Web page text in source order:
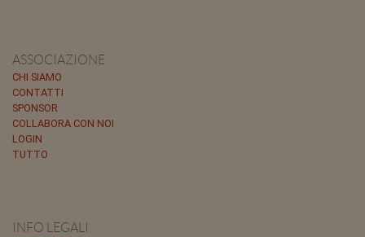
ASSOCIAZIONE
CHI SIAMO
CONTATTI
SPONSOR
COLLABORA CON NOI
LOGIN
TUTTO
INFO LEGALI